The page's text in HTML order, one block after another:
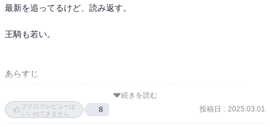
最新を追ってるけど、読み返す。
王騎も若い。
あらすじ
いつか大将軍になることを夢見て剣の稽古をしていた。
続きを読む
ブクログレビューは
いいねできません
8 投稿日 : 2025.03.01